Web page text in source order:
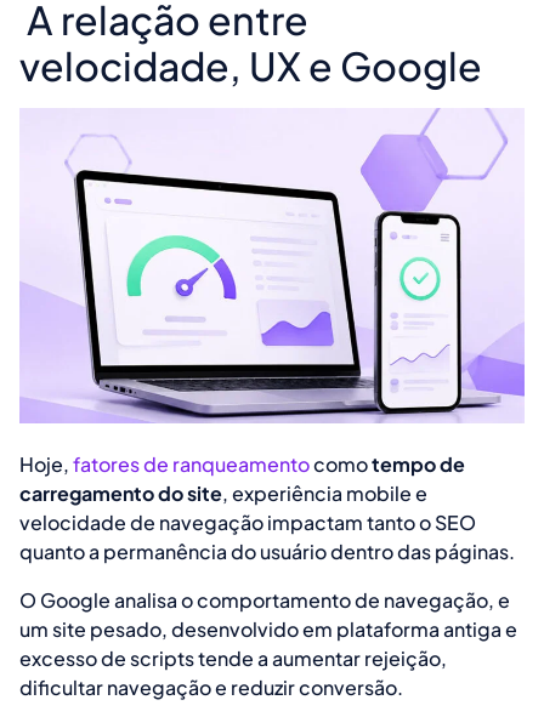
A relação entre
velocidade, UX e Google
Hoje,fatores de ranqueamentocomotempo de
carregamento do site, experiência mobile e
velocidade de navegação impactam tanto o SEO
quanto a permanência do usuário dentro das páginas.
O Google analisa o comportamento de navegação, e
um site pesado, desenvolvido em plataforma antiga e
excesso de scripts tende a aumentar rejeição,
dificultar navegação e reduzir conversão.